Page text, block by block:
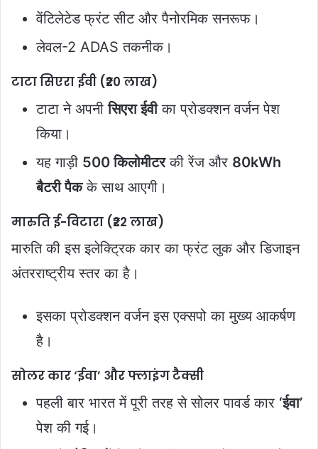
वेंटिलेटेड फ्रंट सीट और पैनोरमिक सनरूफ।
लेवल-2 ADAS तकनीक।
टाटा सिएरा ईवी (₹20 लाख)
टाटा ने अपनीसिएरा ईवीका प्रोडक्शन वर्जन पेश
किया।
यह गाड़ी 500 किलोमीटरकी रेंज और 80kWh
बैटरी पैकके साथ आएगी।
मारुति ई-विटारा (₹22 लाख)
मारुति की इस इलेक्ट्रिक कार का फ्रंट लुक और डिजाइन
अंतरराष्ट्रीय स्तर का है।
इसका प्रोडक्शन वर्जन इस एक्सपो का मुख्य आकर्षण
है।
सोलर कार ‘ईवा’ और फ्लाइंग टैक्सी
पहली बार भारत में पूरी तरह से सोलर पावर्ड कार ‘ईवा’
पेश की गई।